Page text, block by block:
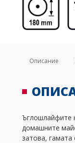
Описание
Ъглошлайфите
домашните
затова,